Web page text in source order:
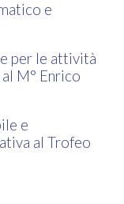
e
per le attività
M° Enrico
e
al Trofeo